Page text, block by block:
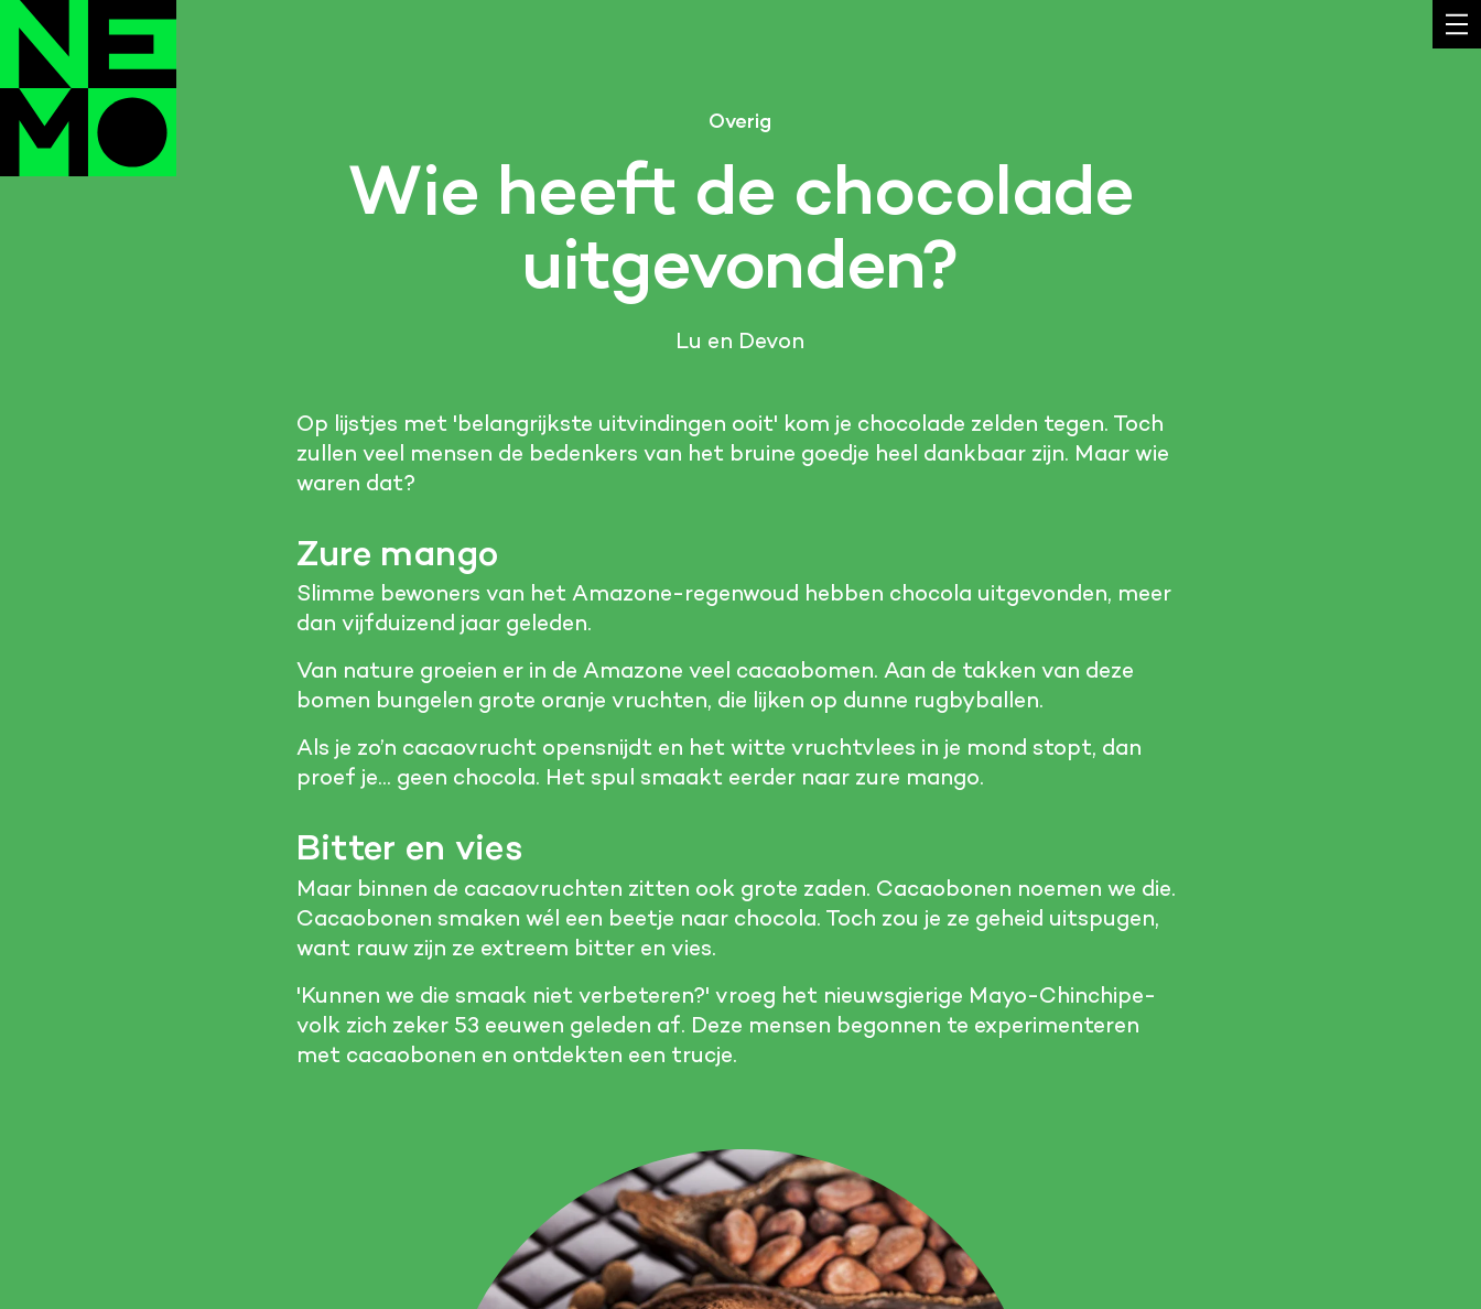
Overig
Wie heeft de chocolade
uitgevonden?
Lu en Devon
Op lijstjes met 'belangrijkste uitvindingen ooit' kom je chocolade zelden tegen. Toch
zullen veel mensen de bedenkers van het bruine goedje heel dankbaar zijn. Maar wie
waren dat?
Zure mango
Slimme bewoners van het Amazone-regenwoud hebben chocola uitgevonden, meer
dan vijfduizend jaar geleden.
Van nature groeien er in de Amazone veel cacaobomen. Aan de takken van deze
bomen bungelen grote oranje vruchten, die lijken op dunne rugbyballen.
Als je zo’n cacaovrucht opensnijdt en het witte vruchtvlees in je mond stopt, dan
proef je… geen chocola. Het spul smaakt eerder naar zure mango.
Bitter en vies
Maar binnen de cacaovruchten zitten ook grote zaden. Cacaobonen noemen we die.
Cacaobonen smaken wél een beetje naar chocola. Toch zou je ze geheid uitspugen,
want rauw zijn ze extreem bitter en vies.
'Kunnen we die smaak niet verbeteren?' vroeg het nieuwsgierige Mayo-Chinchipe-
volk zich zeker 53 eeuwen geleden af. Deze mensen begonnen te experimenteren
met cacaobonen en ontdekten een trucje.